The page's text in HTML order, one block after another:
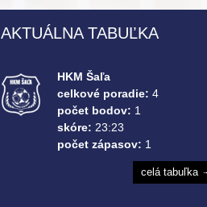
AKTUÁLNA TABUĽKA
HKM Šaľa
celkové poradie: 4
počet bodov: 1
skóre: 23:23
počet zápasov: 1
celá tabuľka